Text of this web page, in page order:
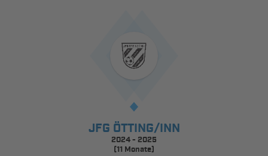
JFG ÖTTING/INN
2024 - 2025
(11 Monate)